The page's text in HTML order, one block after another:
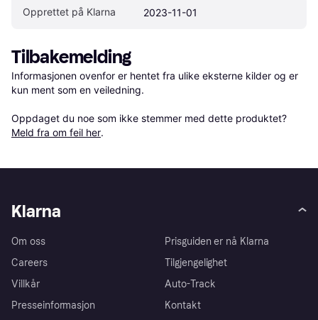
Opprettet på Klarna 2023-11-01
Tilbakemelding
Informasjonen ovenfor er hentet fra ulike eksterne kilder og er
kun ment som en veiledning.
Oppdaget du noe som ikke stemmer med dette produktet?
Meld fra om feil her.
Klarna
Om oss
Careers
Villkår
Presseinformasjon
Prisguiden er nå Klarna
Tilgjengelighet
Auto-Track
Kontakt